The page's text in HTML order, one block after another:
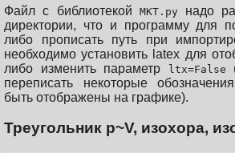
Файл с библиотекой MKT.pyнадо
директории, что и программу для
либо прописать путь при
необходимо установить latex для
либо изменить параметр
ltx=False
переписать некоторые
быть отображены на графике).
Треугольник p~V, изохора,